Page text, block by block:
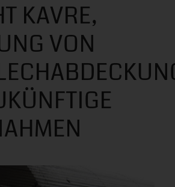
KAVRE,
VON